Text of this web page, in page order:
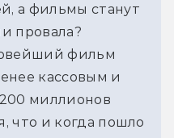
а фильмы станут
провала?
фильм
кассовым и
миллионов
что и когда пошло